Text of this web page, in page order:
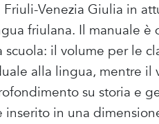
Venezia Giulia in
friulana. Il manuale
il volume per le
alla lingua, mentre
su storia e
in una